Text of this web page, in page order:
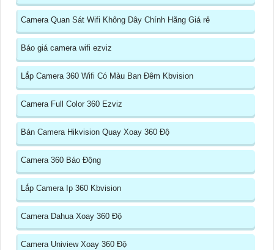
Camera Quan Sát Wifi Không Dây Chính Hãng Giá rẻ
Báo giá camera wifi ezviz
Lắp Camera 360 Wifi Có Màu Ban Đêm Kbvision
Camera Full Color 360 Ezviz
Bán Camera Hikvision Quay Xoay 360 Độ
Camera 360 Báo Động
Lắp Camera Ip 360 Kbvision
Camera Dahua Xoay 360 Độ
Camera Uniview Xoay 360 Độ